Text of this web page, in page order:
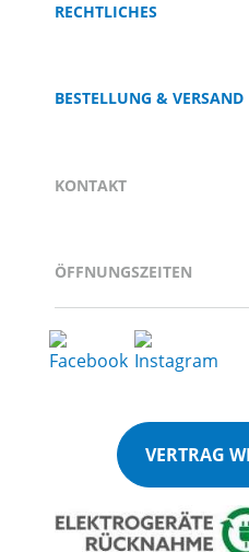
RECHTLICHES
BESTELLUNG & VERSAND
KONTAKT
ÖFFNUNGSZEITEN
VERTRAG